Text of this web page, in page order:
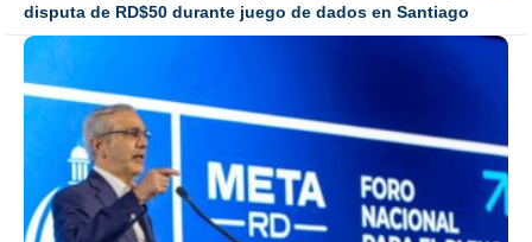
disputa de RD$50 durante juego de dados en Santiago